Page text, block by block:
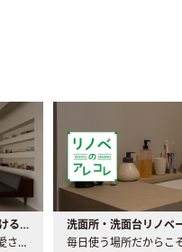
世界の名作家具｜愛され続ける理由と一生モノとの出会い方
家具には、何十年経っても愛され続ける「名作」と呼ばれるもの..